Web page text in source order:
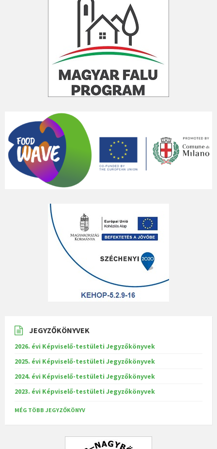
JEGYZŐKÖNYVEK
2026. évi Képviselő-testületi Jegyzőkönyvek
2025. évi Képviselő-testületi Jegyzőkönyvek
2024. évi Képviselő-testületi Jegyzőkönyvek
2023. évi Képviselő-testületi Jegyzőkönyvek
MÉG TÖBB JEGYZŐKÖNYV